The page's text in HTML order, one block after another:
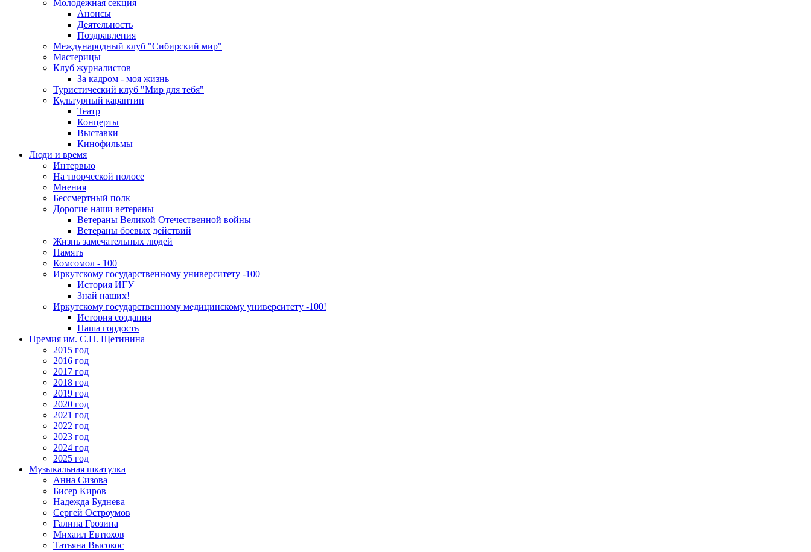
Молодежная секция
Анонсы
Деятельность
Поздравления
Международный клуб "Сибирский мир"
Мастерицы
Клуб журналистов
За кадром - моя жизнь
Туристический клуб "Мир для тебя"
Культурный карантин
Театр
Концерты
Выставки
Кинофильмы
Люди и время
Интервью
На творческой полосе
Мнения
Бессмертный полк
Дорогие наши ветераны
Ветераны Великой Отечественной войны
Ветераны боевых действий
Жизнь замечательных людей
Память
Комсомол - 100
Иркутскому государственному университету -100
История ИГУ
Знай наших!
Иркутскому государственному медицинскому университету -100!
История создания
Наша гордость
Премия им. С.Н. Щетинина
2015 год
2016 год
2017 год
2018 год
2019 год
2020 год
2021 год
2022 год
2023 год
2024 год
2025 год
Музыкальная шкатулка
Анна Сизова
Бисер Киров
Надежда Буднева
Сергей Остроумов
Галина Грозина
Михаил Евтюхов
Татьяна Высокос